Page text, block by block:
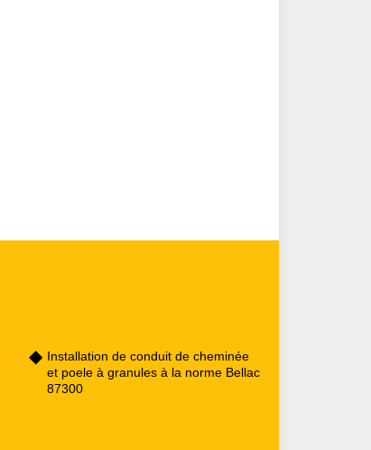
Installation de conduit de cheminée
et poele à granules à la norme Bellac
87300